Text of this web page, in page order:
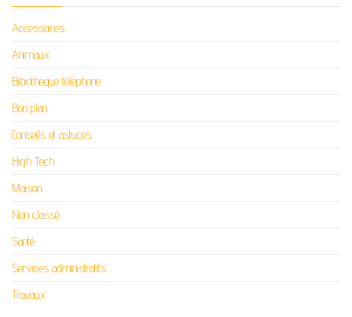
Accessoires
Animaux
Bibiothèque téléphone
Bon plan
Conseils et astuces
High Tech
Maison
Non classé
Santé
Services administratifs
Travaux